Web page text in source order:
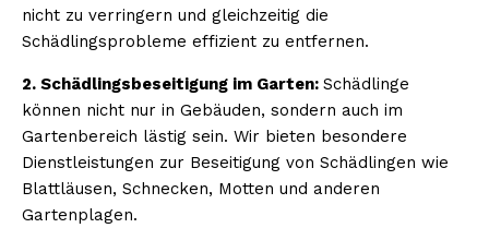
nicht zu verringern und gleichzeitig die
Schädlingsprobleme effizient zu entfernen.
2. Schädlingsbeseitigung im Garten: Schädlinge
können nicht nur in Gebäuden, sondern auch im
Gartenbereich lästig sein. Wir bieten besondere
Dienstleistungen zur Beseitigung von Schädlingen wie
Blattläusen, Schnecken, Motten und anderen
Gartenplagen.